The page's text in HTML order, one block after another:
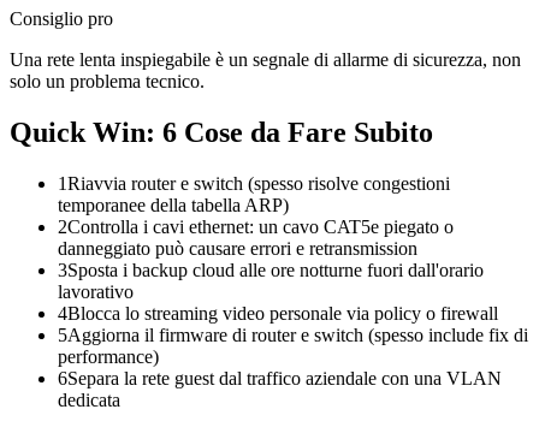
Consiglio pro
Una rete lenta inspiegabile è un segnale di allarme di sicurezza, non
solo un problema tecnico.
Quick Win: 6 Cose da Fare Subito
1Riavvia router e switch (spesso risolve congestioni
temporanee della tabella ARP)
2Controlla i cavi ethernet: un cavo CAT5e piegato o
danneggiato può causare errori e retransmission
3Sposta i backup cloud alle ore notturne fuori dall'orario
lavorativo
4Blocca lo streaming video personale via policy o firewall
5Aggiorna il firmware di router e switch (spesso include fix di
performance)
6Separa la rete guest dal traffico aziendale con una VLAN
dedicata